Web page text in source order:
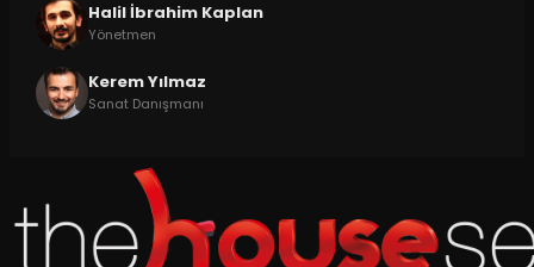
Halil İbrahim Kaplan
Yönetmen
Kerem Yılmaz
Sanat Danışmanı